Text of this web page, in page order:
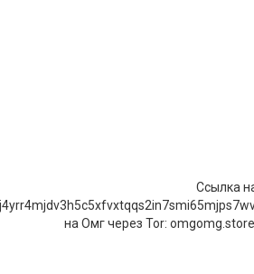
Ссылка
на Омг через Tor: